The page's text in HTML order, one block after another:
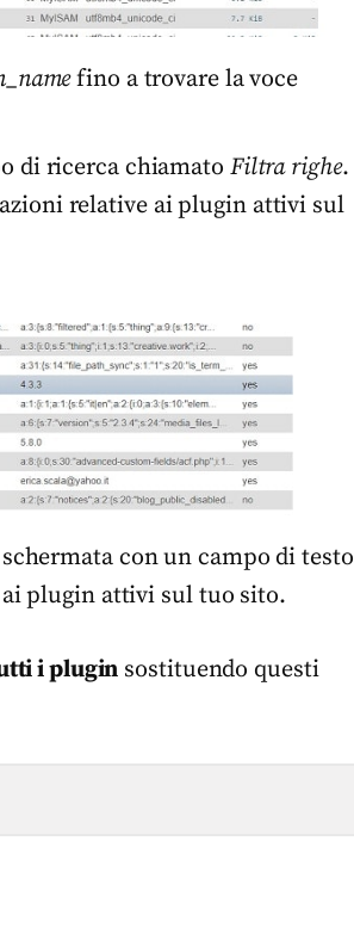
fino a trovare la voce
di ricerca chiamato Filtra righe.
relative ai plugin attivi sul
con un campo di testo
plugin attivi sul tuo sito.
i plugin sostituendo questi